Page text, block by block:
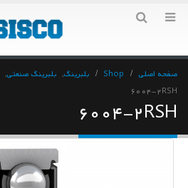
صفحه اصلی Shop بلبرینگ, بلبرینگ صنعتی,
۶۰۰۴-۲RSH
۶۰۰۴-۲RSH